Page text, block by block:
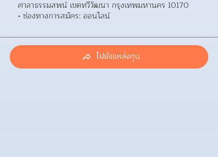
ศาลาธรรมสพน์ เขตทวีวัฒนา กรุงเทพมหานคร 10170
ช่องทางการสมัคร: ออนไลน์
ไปยังแหล่งทุน